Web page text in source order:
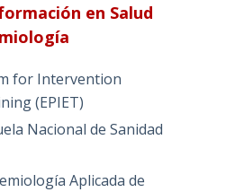
en Salud
for Intervention
(EPIET)
Nacional de Sanidad
Aplicada de